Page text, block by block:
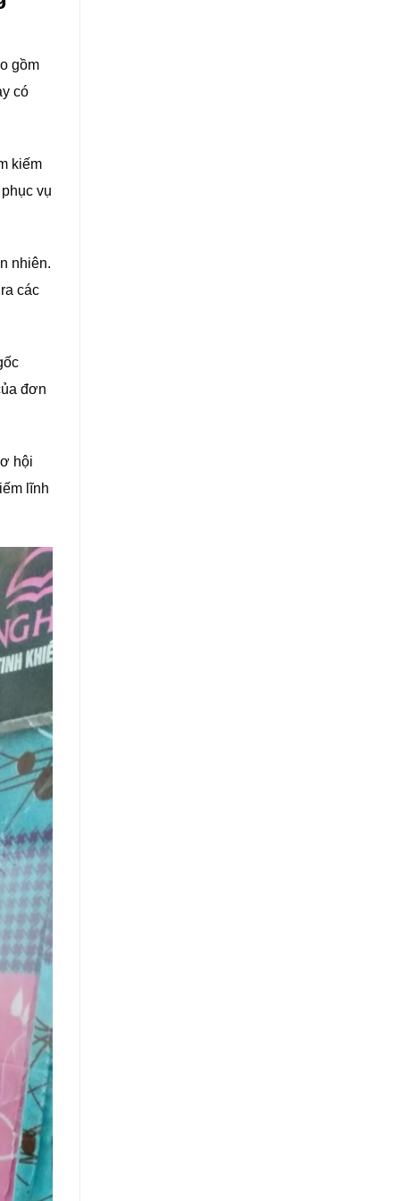
gồm
có
kiếm
vụ
nhiên.
các
đơn
hội
lĩnh